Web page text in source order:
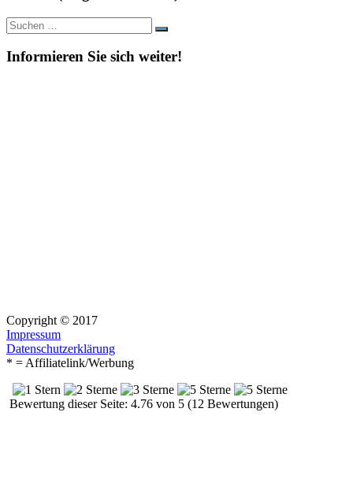
Suche
nach:
Suchen
Informieren Sie sich weiter!
Copyright © 2017
Impressum
Datenschutzerklärung
* = Affiliatelink/Werbung
Bewertung dieser Seite: 4.76 von 5 (12 Bewertungen)